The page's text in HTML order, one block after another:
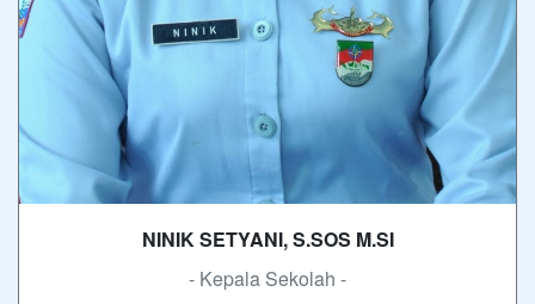
NINIK SETYANI, S.SOS M.SI
- Kepala Sekolah -